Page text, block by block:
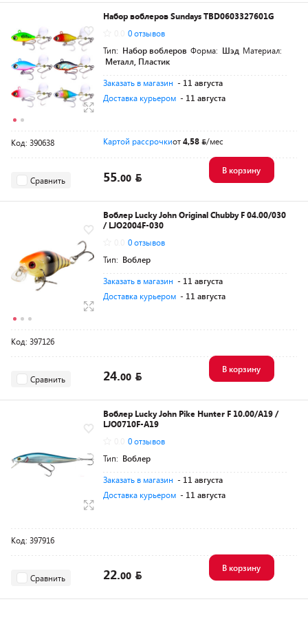
Набор воблеров Sundays TBD0603327601G
0 отзывов
Тип: Набор воблеров Форма: Шэд Материал:
Металл, Пластик
Заказать в магазин - 11 августа
Доставка курьером - 11 августа
Код: 390638 Картой рассрочкиот4,58 /мес
Сравнить 55.00
В корзину
Воблер Lucky John Original Chubby F 04.00/030
/ LJO2004F-030
0 отзывов
Тип: Воблер
Заказать в магазин - 11 августа
Доставка курьером - 11 августа
Код: 397126
Сравнить 24.00
В корзину
Воблер Lucky John Pike Hunter F 10.00/A19 /
LJO0710F-A19
0 отзывов
Тип: Воблер
Заказать в магазин - 11 августа
Доставка курьером - 11 августа
Код: 397916
Сравнить 22.00
В корзину